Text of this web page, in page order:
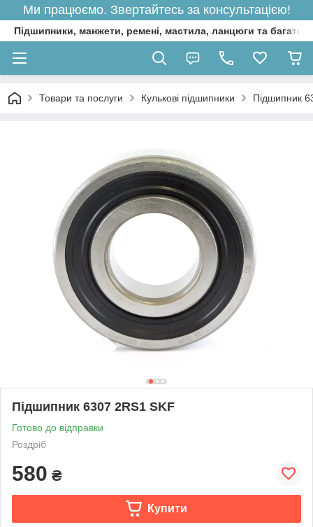
Ми працюємо. Звертайтесь за консультацією!
Підшипники, манжети, ремені, мастила, ланцюги та багато
Товари та послуги Кулькові підшипники Підшипник
Підшипник 6307 2RS1 SKF
Готово до відправки
Роздріб
580 ₴
Купити